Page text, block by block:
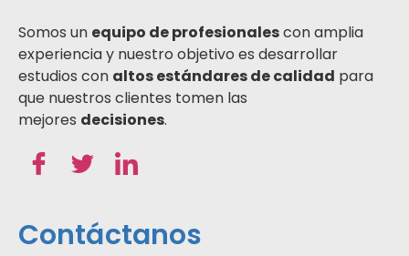
Somos un equipo de profesionalescon amplia
experiencia y nuestro objetivo es desarrollar
estudios con altos estándares de calidad para
que nuestros clientes tomen las
mejores decisiones.
Contáctanos